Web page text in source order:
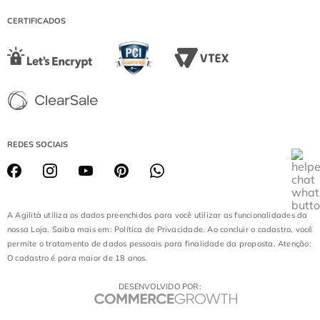
LOJA BATEL
CERTIFICADOS
REDES SOCIAIS
A Agilità utiliza os dados preenchidos para você utilizar as funcionalidades da
nossa Loja. Saiba mais em: Política de Privacidade. Ao concluir o cadastro, você
permite o tratamento de dados pessoais para finalidade da proposta. Atenção:
O cadastro é para maior de 18 anos.
DESENVOLVIDO POR: